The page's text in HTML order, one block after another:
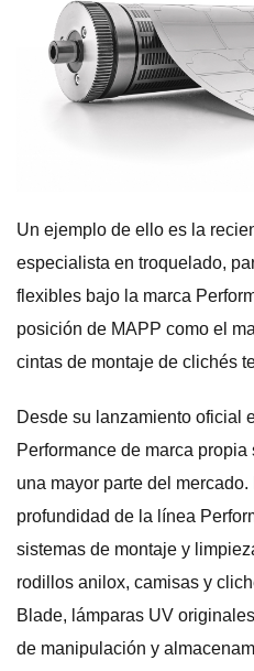
Un ejemplo de ello es la
especialista en troquelado,
flexibles bajo la marca
posición de MAPP como el
cintas de montaje de clichés
Desde su lanzamiento oficial
Performance de marca
una mayor parte del
profundidad de la línea
sistemas de montaje y
rodillos anilox, camisas y
Blade, lámparas UV
de manipulación y